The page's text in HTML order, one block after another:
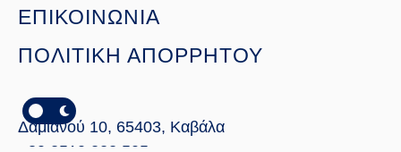
ΕΠΙΚΟΙΝΩΝΙΑ
ΠΟΛΙΤΙΚΗ ΑΠΟΡΡΗΤΟΥ
Δαμιανού 10, 65403, Καβάλα